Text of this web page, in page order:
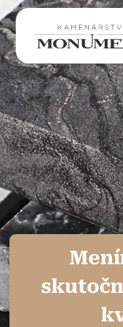
Skočiť na hlavný